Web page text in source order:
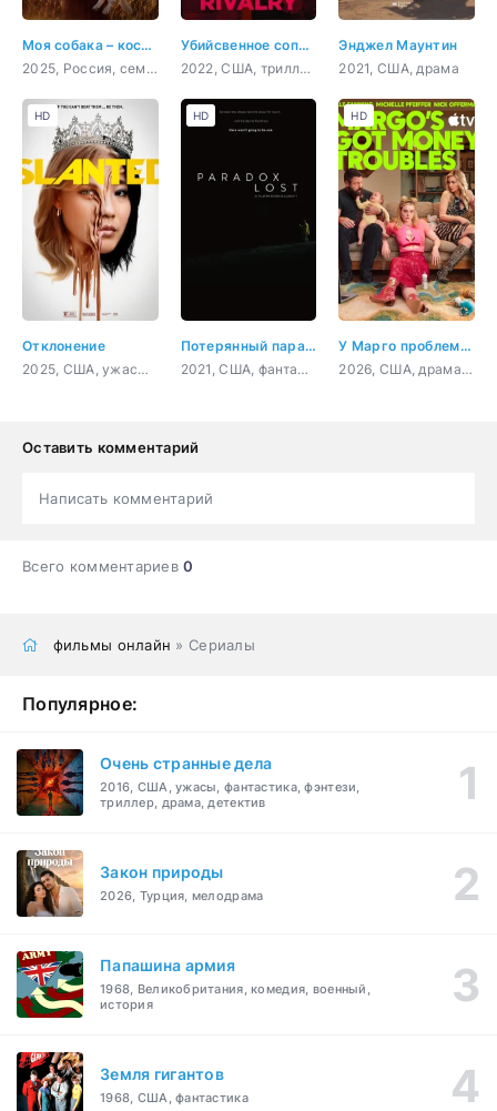
Моя собака – космонавт
2025, Россия, семейный, приключения, комедия
Убийсвенное соперничество
2022, США, триллер, детектив
Энджел Маунтин
2021, США, драма
Отклонение
2025, США, ужасы, фантастика, драма, комедия
HD
Потерянный парадокс
2021, США, фантастика, комедия
HD
У Марго проблемы с деньгами
2026, США, драма, комедия
HD
Оставить комментарий
Написать комментарий
Всего комментариев0
фильмы онлайн » Сериалы
Популярное:
Очень странные дела
2016, США, ужасы, фантастика, фэнтези,
триллер, драма, детектив
Закон природы
2026, Турция, мелодрама
Папашина армия
1968, Великобритания, комедия, военный,
история
Земля гигантов
1968, США, фантастика